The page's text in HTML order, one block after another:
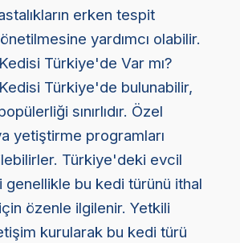
erken tespit
yardımcı olabilir.
Türkiye'de Var mı?
Türkiye'de bulunabilir,
sınırlıdır. Özel
yetiştirme programları
Türkiye'deki evcil
genellikle bu kedi türünü ithal
özenle ilgilenir. Yetkili
kurularak bu kedi türü